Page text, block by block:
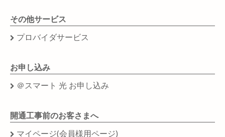
その他サービス
プロバイダサービス
お申し込み
＠スマート 光 お申し込み
開通工事前のお客さまへ
マイページ(会員様用ページ)